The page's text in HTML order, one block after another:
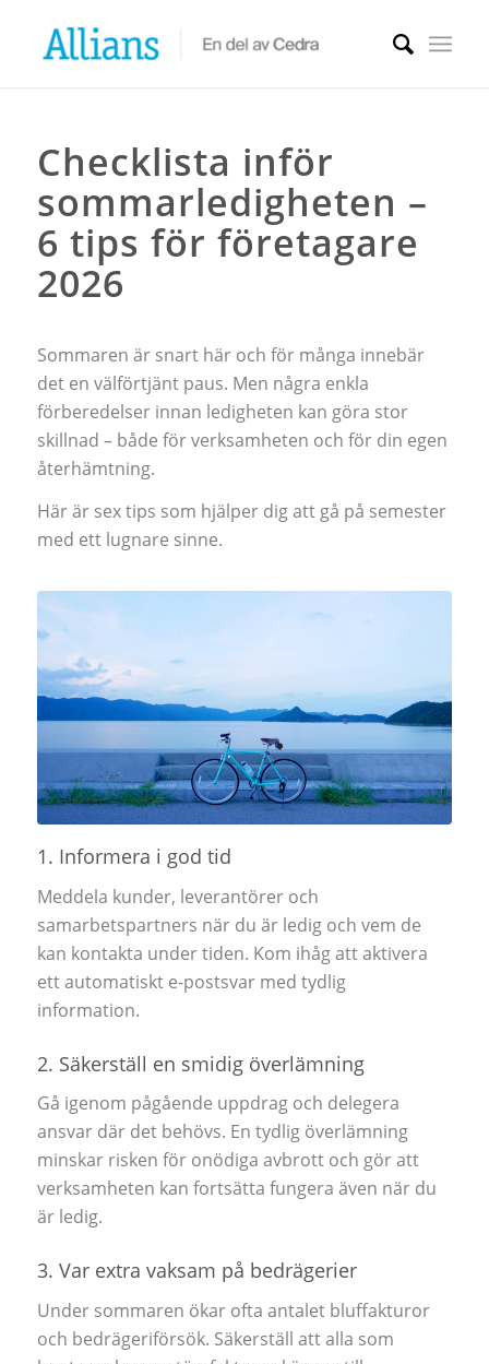
Checklista inför
sommarledigheten –
6 tips för företagare
2026
Sommaren är snart här och för många innebär
det en välförtjänt paus. Men några enkla
förberedelser innan ledigheten kan göra stor
skillnad – både för verksamheten och för din egen
återhämtning.
Här är sex tips som hjälper dig att gå på semester
med ett lugnare sinne.
1. Informera i god tid
Meddela kunder, leverantörer och
samarbetspartners när du är ledig och vem de
kan kontakta under tiden. Kom ihåg att aktivera
ett automatiskt e-postsvar med tydlig
information.
2. Säkerställ en smidig överlämning
Gå igenom pågående uppdrag och delegera
ansvar där det behövs. En tydlig överlämning
minskar risken för onödiga avbrott och gör att
verksamheten kan fortsätta fungera även när du
är ledig.
3. Var extra vaksam på bedrägerier
Under sommaren ökar ofta antalet bluffakturor
och bedrägeriförsök. Säkerställ att alla som